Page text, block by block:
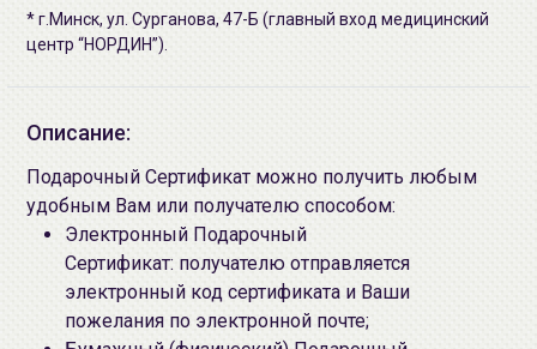
* г.Минск, ул. Сурганова, 47-Б (главный вход медицинский
центр “НОРДИН”).
Описание:
Подарочный Сертификат можно получить любым
удобным Вам или получателю способом:
Электронный Подарочный
Сертификат: получателю отправляется
электронный код сертификата и Ваши
пожелания по электронной почте;